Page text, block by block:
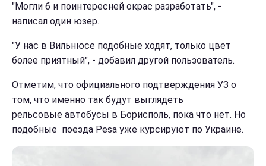
"Могли б и поинтересней окрас разработать", -
написал один юзер.
"У нас в Вильнюсе подобные ходят, только цвет
более приятный", - добавил другой пользователь.
Отметим, что официального подтверждения УЗ о
том, что именно так будут выглядеть
рельсовые автобусы в Борисполь, пока что нет. Но
подобные поезда Pesa уже курсируют по Украине.